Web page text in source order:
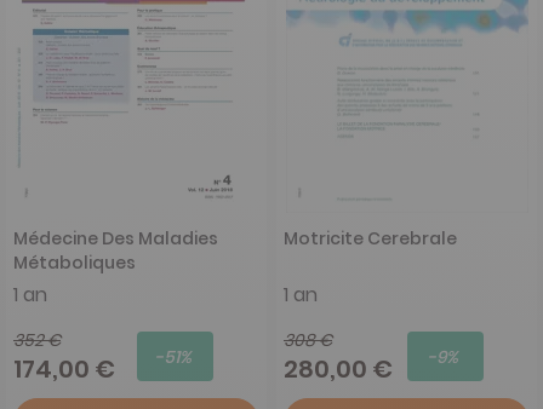
Médecine Des Maladies
Métaboliques
1 an
352 €
174,00 € -51%
Motricite Cerebrale
1 an
308 €
280,00 € -9%